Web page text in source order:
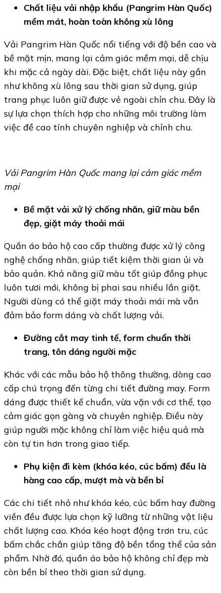
Chất liệu vải nhập khẩu (Pangrim Hàn Quốc)
mềm mát, hoàn toàn không xù lông
Vải Pangrim Hàn Quốc nổi tiếng với độ bền cao và
bề mặt mịn, mang lại cảm giác mềm mại, dễ chịu
khi mặc cả ngày dài. Đặc biệt, chất liệu này gần
như không xù lông sau thời gian sử dụng, giúp
trang phục luôn giữ được vẻ ngoài chỉn chu. Đây là
sự lựa chọn thích hợp cho những môi trường làm
việc đề cao tính chuyên nghiệp và chỉnh chu.
Vải Pangrim Hàn Quốc mang lại cảm giác mềm
mại
Bề mặt vải xử lý chống nhăn, giữ màu bền
đẹp, giặt máy thoải mái
Quần áo bảo hộ cao cấp thường được xử lý công
nghệ chống nhăn, giúp tiết kiệm thời gian ủi và
bảo quản. Khả năng giữ màu tốt giúp đồng phục
luôn tươi mới, không bị phai sau nhiều lần giặt.
Người dùng có thể giặt máy thoải mái mà vẫn
đảm bảo form dáng và chất lượng vải.
Đường cắt may tinh tế, form chuẩn thời
trang, tôn dáng người mặc
Khác với các mẫu bảo hộ thông thường, dòng cao
cấp chú trọng đến từng chi tiết đường may. Form
dáng được thiết kế chuẩn, vừa vặn với cơ thể, tạo
cảm giác gọn gàng và chuyên nghiệp. Điều này
giúp người mặc không chỉ làm việc hiệu quả mà
còn tự tin hơn trong giao tiếp.
Phụ kiện đi kèm (khóa kéo, cúc bấm) đều là
hàng cao cấp, mượt mà và bền bỉ
Các chi tiết nhỏ như khóa kéo, cúc bấm hay đường
viền đều được lựa chọn kỹ lưỡng từ những vật liệu
chất lượng cao. Khóa kéo hoạt động trơn tru, cúc
bấm chắc chắn giúp tăng độ bền tổng thể của sản
phẩm. Nhờ đó, quần áo bảo hộ không chỉ đẹp mà
còn bền bỉ theo thời gian sử dụng.